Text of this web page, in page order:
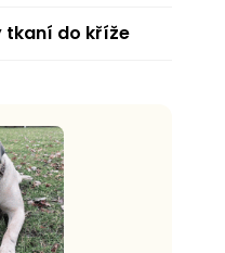
tkaní do kříže